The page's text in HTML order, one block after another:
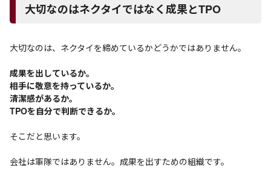
大切なのはネクタイではなく成果とTPO
大切なのは、ネクタイを締めているかどうかではありません。
成果を出しているか。
相手に敬意を持っているか。
清潔感があるか。
TPOを自分で判断できるか。
そこだと思います。
会社は軍隊ではありません。成果を出すための組織です。